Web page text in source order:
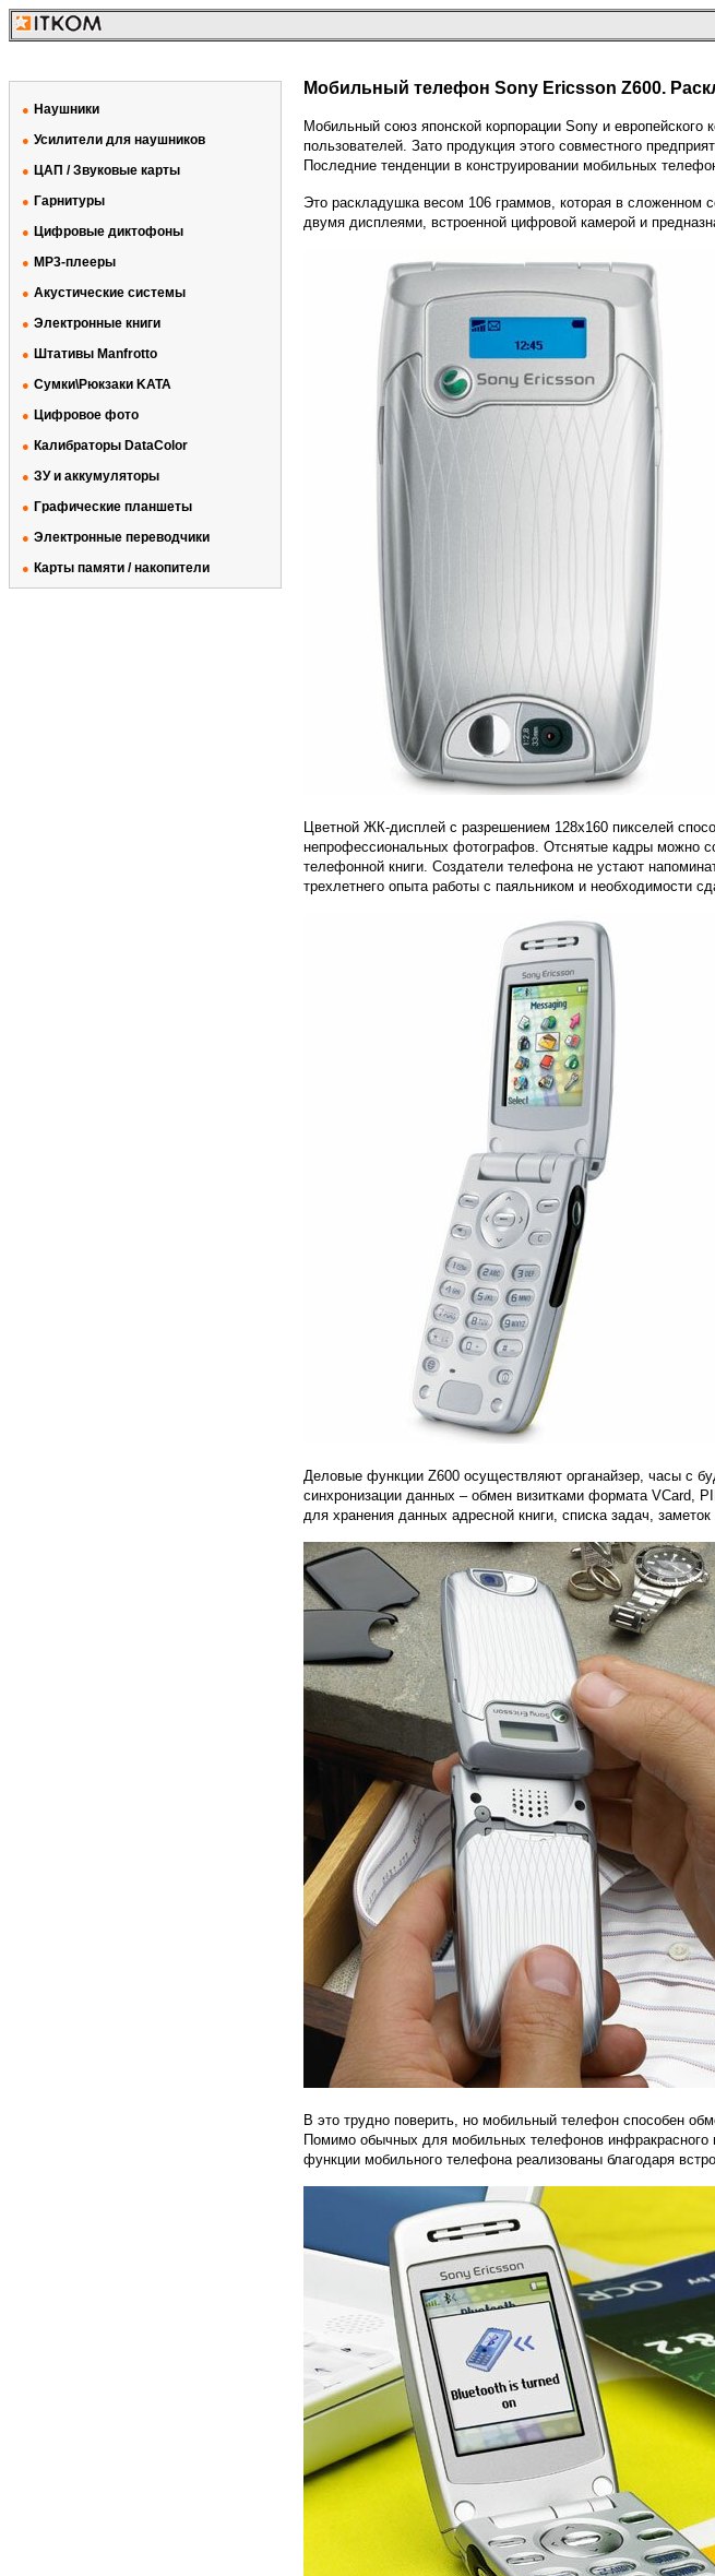
● Наушники
● Усилители для наушников
● ЦАП / Звуковые карты
● Гарнитуры
● Цифровые диктофоны
● MP3-плееры
● Акустические системы
● Электронные книги
● Штативы Manfrotto
● Сумки\Рюкзаки KATA
● Цифровое фото
● Калибраторы DataColor
● ЗУ и аккумуляторы
● Графические планшеты
● Электронные переводчики
● Карты памяти / накопители
Мобильный телефон Sony Ericsson Z600.
Мобильный союз японской корпорации Sony и
пользователей. Зато продукция этого совместного
Последние тенденции в конструировании мобильных
Это раскладушка весом 106 граммов, которая в сложенном
двумя дисплеями, встроенной цифровой камерой и
Цветной ЖК-дисплей с разрешением 128х160 пикселей
непрофессиональных фотографов. Отснятые кадры можно
телефонной книги. Создатели телефона не устают
трехлетнего опыта работы с паяльником и необходимости
Деловые функции Z600 осуществляют органайзер, часы с
синхронизации данных – обмен визитками формата VCard,
для хранения данных адресной книги, списка задач,
В это трудно поверить, но мобильный телефон способен
Помимо обычных для мобильных телефонов инфракрасного
функции мобильного телефона реализованы благодаря